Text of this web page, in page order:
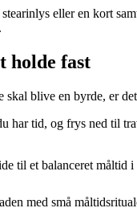
eller en kort
holde fast
skal blive en byrde, er
har tid, og frys ned til
til et balanceret måltid i
med små